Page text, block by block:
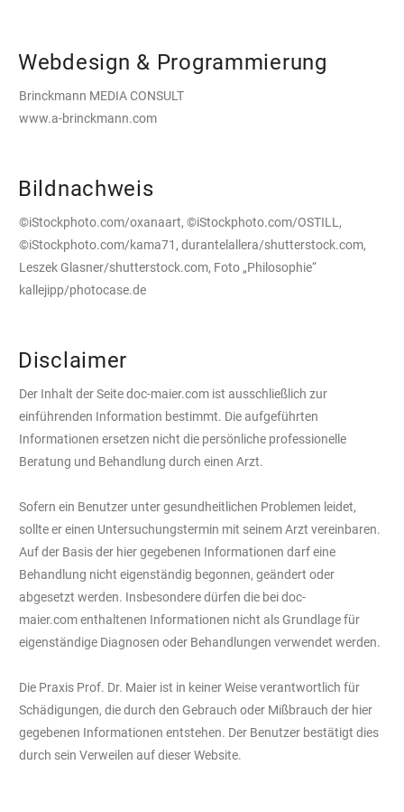
Webdesign & Programmierung
Brinckmann MEDIA CONSULT
www.a-brinckmann.com
Bildnachweis
©iStockphoto.com/oxanaart, ©iStockphoto.com/OSTILL,
©iStockphoto.com/kama71, durantelallera/shutterstock.com,
Leszek Glasner/shutterstock.com, Foto „Philosophie“
kallejipp/photocase.de
Disclaimer
Der Inhalt der Seite doc-maier.com ist ausschließlich zur
einführenden Information bestimmt. Die aufgeführten
Informationen ersetzen nicht die persönliche professionelle
Beratung und Behandlung durch einen Arzt.
Sofern ein Benutzer unter gesundheitlichen Problemen leidet,
sollte er einen Untersuchungstermin mit seinem Arzt vereinbaren.
Auf der Basis der hier gegebenen Informationen darf eine
Behandlung nicht eigenständig begonnen, geändert oder
abgesetzt werden. Insbesondere dürfen die bei doc-
maier.com enthaltenen Informationen nicht als Grundlage für
eigenständige Diagnosen oder Behandlungen verwendet werden.
Die Praxis Prof. Dr. Maier ist in keiner Weise verantwortlich für
Schädigungen, die durch den Gebrauch oder Mißbrauch der hier
gegebenen Informationen entstehen. Der Benutzer bestätigt dies
durch sein Verweilen auf dieser Website.